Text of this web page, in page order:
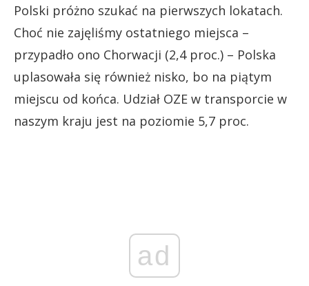
Polski próżno szukać na pierwszych lokatach.
Choć nie zajęliśmy ostatniego miejsca –
przypadło ono Chorwacji (2,4 proc.) – Polska
uplasowała się również nisko, bo na piątym
miejscu od końca. Udział OZE w transporcie w
naszym kraju jest na poziomie 5,7 proc.
ad